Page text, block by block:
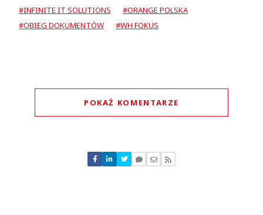
#INFINITE IT SOLUTIONS
#ORANGE POLSKA
#OBIEG DOKUMENTÓW
#WH FOKUS
POKAŻ KOMENTARZE
Nie znaleziono komentarzy
Zostaw swoje komentarze